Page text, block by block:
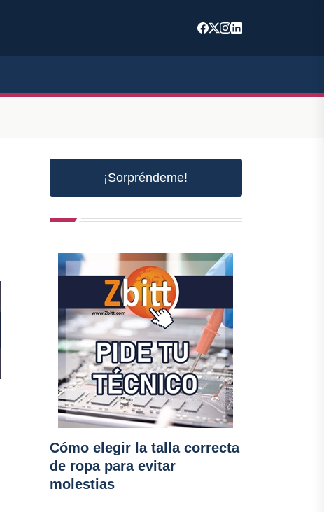
¡Sorpréndeme!
Cómo elegir la talla correcta
de ropa para evitar
molestias